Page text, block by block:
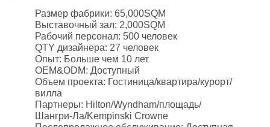
Размер фабрики: 65,000SQM
Выставочный зал: 2,000SQM
Рабочий персонал: 500 человек
QTY дизайнера: 27 человек
Опыт: Больше чем 10 лет
OEM&ODM: Доступный
Объем проекта: Гостиница/квартира/курорт/
вилла
Партнеры: Hilton/Wyndham/площадь/
Шангри-Ла/Kempinski Crowne